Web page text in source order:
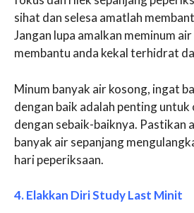
sihat dan selesa amatlah
Jangan lupa amalkan meminum
membantu anda kekal terhidrat
Minum banyak air kosong, ingat
dengan baik adalah penting
dengan sebaik-baiknya. Pastikan
banyak air sepanjang
hari peperiksaan.
4. Elakkan Diri Study Last Minit